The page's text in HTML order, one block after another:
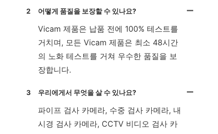
2 어떻게 품질을 보장할 수 있나요?
Vicam 제품은 납품 전에 100% 테스트를
거치며, 모든 Vicam 제품은 최소 48시간
의 노화 테스트를 거쳐 우수한 품질을 보
장합니다.
3 우리에게서 무엇을 살 수 있나요?
파이프 검사 카메라, 수중 검사 카메라, 내
시경 검사 카메라, CCTV 비디오 검사 카